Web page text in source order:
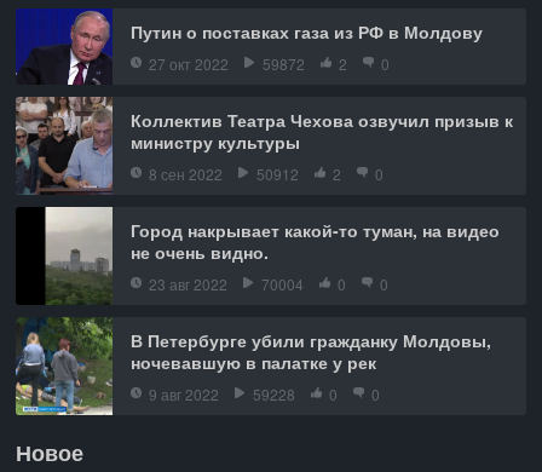
Путин о поставках газа из РФ в Молдову
27 окт 2022 59872 2 0
Коллектив Театра Чехова озвучил призыв к
министру культуры
8 сен 2022 50912 2 0
Город накрывает какой-то туман, на видео
не очень видно.
23 авг 2022 70004 0 0
В Петербурге убили гражданку Молдовы,
ночевавшую в палатке у рек
9 авг 2022 59228 0 0
Новое